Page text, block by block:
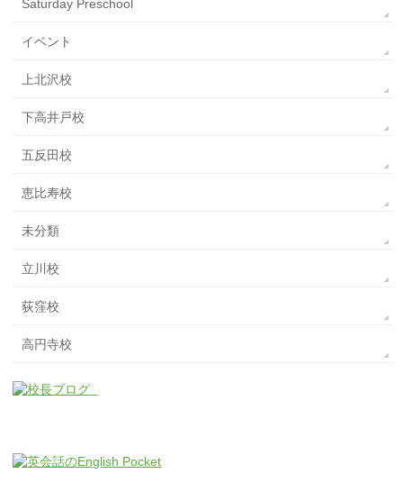
Saturday Preschool
イベント
上北沢校
下高井戸校
五反田校
恵比寿校
未分類
立川校
荻窪校
高円寺校